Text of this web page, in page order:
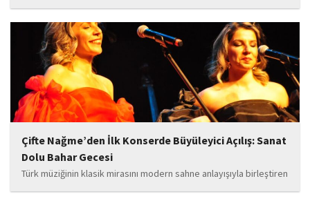
hayata geçirdiği örnek çalışma ile hem eğitim camiasının hem de
toplumun dikkatini çekiyor. “Hayatta yaşattığın mutluluk en güzel
hediyedir” anlayışıyla yola çıkan Bozkurt,...
Çifte Nağme’den İlk Konserde Büyüleyici Açılış: Sanat
Dolu Bahar Gecesi
Türk müziğinin klasik mirasını modern sahne anlayışıyla birleştiren
“Çifte Nağme” projesi, ilk konserini İstanbul Ataşehir’de bulunan